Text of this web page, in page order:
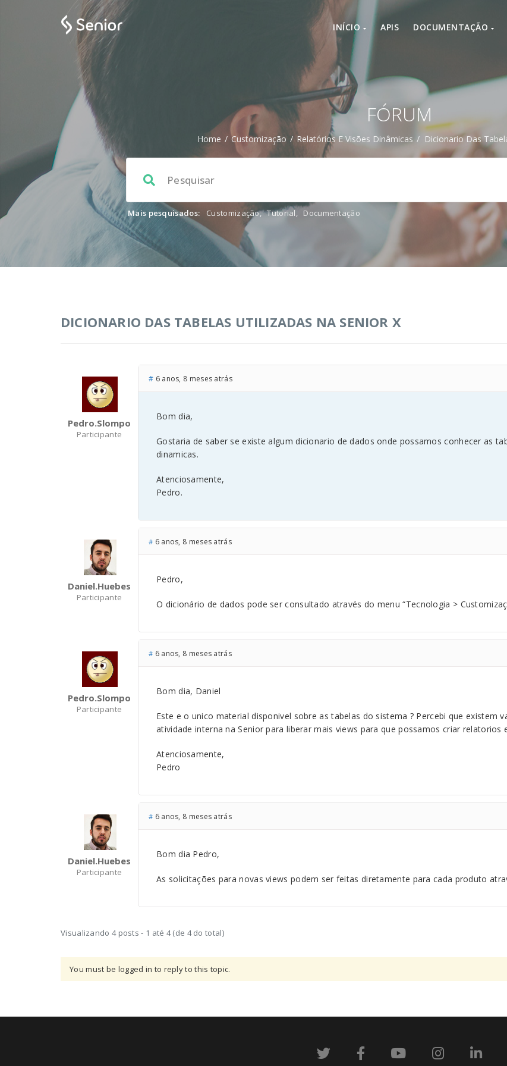
INÍCIO APIS DOCUMENTAÇÃO
FÓRUM
Home / Customização / Relatórios E Visões Dinâmicas / Dicionario Das
Mais pesquisados: Customização, Tutorial, Documentação
DICIONARIO DAS TABELAS UTILIZADAS NA SENIOR X
Pedro.slompo
Participante
# 6 anos, 8 meses atrás
Bom dia,
Gostaria de saber se existe algum dicionario de dados onde possamos conhecer as
dinamicas.
Atenciosamente,
Pedro.
Daniel.huebes
Participante
# 6 anos, 8 meses atrás
Pedro,
O dicionário de dados pode ser consultado através do menu “Tecnologia >
Pedro.slompo
Participante
# 6 anos, 8 meses atrás
Bom dia, Daniel
Este e o unico material disponivel sobre as tabelas do sistema ? Percebi que existem
atividade interna na Senior para liberar mais views para que possamos criar relatorios
Atenciosamente,
Pedro
Daniel.huebes
Participante
# 6 anos, 8 meses atrás
Bom dia Pedro,
As solicitações para novas views podem ser feitas diretamente para cada produto
Visualizando 4 posts - 1 até 4 (de 4 do total)
You must be logged in to reply to this topic.